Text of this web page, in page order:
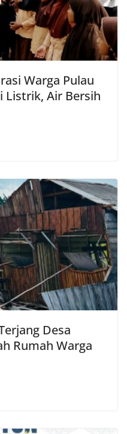
Warga Pulau
Listrik, Air Bersih
Desa
Rumah Warga